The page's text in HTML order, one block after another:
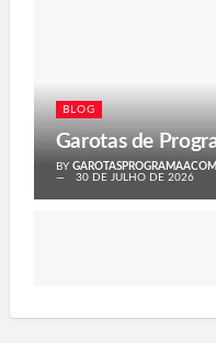
BLOG
Garotas de
BY
30 DE JULHO DE 2026